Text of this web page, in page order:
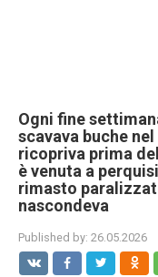
Ogni fine
scavava buche
ricopriva prima
è venuta a
rimasto
nascondeva
Published by: 26.05.2026